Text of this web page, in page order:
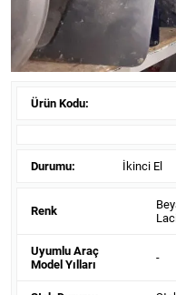
Ürün Kodu:
Durumu: İkinci El
Renk
Uyumlu Araç
Model Yılları
-